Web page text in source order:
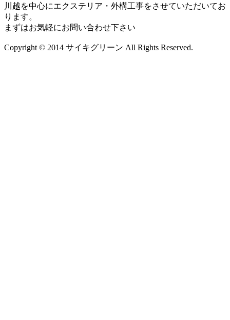
川越を中心にエクステリア・外構工事をさせていただいてお
ります。
まずはお気軽にお問い合わせ下さい
Copyright © 2014 サイキグリーン All Rights Reserved.